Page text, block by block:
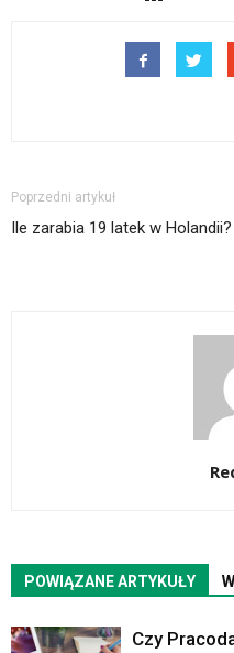
Poprzedni artykuł
Ile zarabia 19 latek w Holandii?
POWIĄZANE ARTYKUŁY
Czy